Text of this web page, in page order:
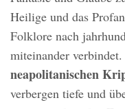
Heilige und das
Folklore nach
miteinander
neapolitanischen
verbergen tiefe und